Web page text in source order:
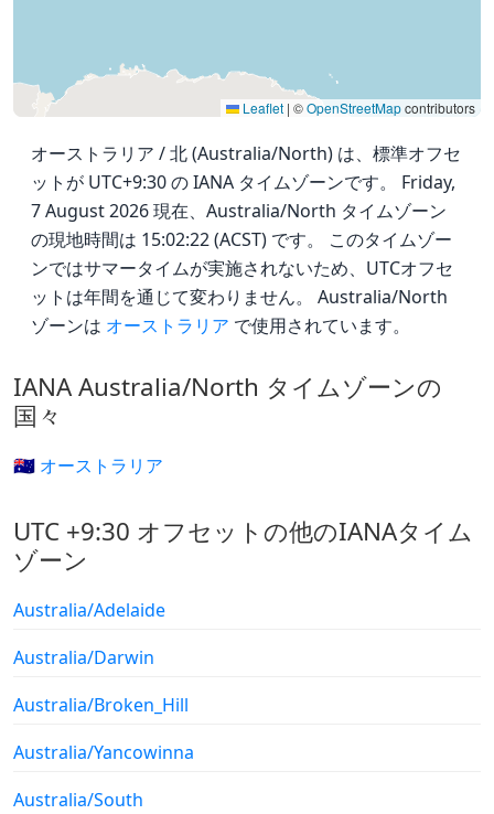
Leaflet | ©OpenStreetMapcontributors
オーストラリア / 北 (Australia/North) は、標準オフセ
ットが UTC+9:30 の IANA タイムゾーンです。 Friday,
7 August 2026 現在、Australia/North タイムゾーン
の現地時間は 15:02:22 (ACST) です。 このタイムゾー
ンではサマータイムが実施されないため、UTCオフセ
ットは年間を通じて変わりません。 Australia/North
ゾーンは オーストラリア で使用されています。
IANA Australia/North タイムゾーンの
国々
🇦🇺 オーストラリア
UTC +9:30 オフセットの他のIANAタイム
ゾーン
Australia/Adelaide
Australia/Darwin
Australia/Broken_Hill
Australia/Yancowinna
Australia/South